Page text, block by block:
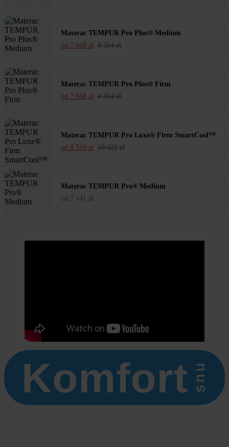
Materac TEMPUR Pro Plus® Medium
od 7 668 zł 8 354zł
Materac TEMPUR Pro Plus® Firm
od 7 668 zł 8 354zł
Materac TEMPUR Pro Luxe® Firm SmartCool™
od 8 519 zł 10 022zł
Materac TEMPUR Pro® Medium
od 7 141 zł